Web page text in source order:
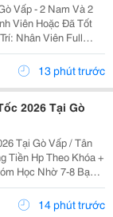
Vấp - 2 Nam Và 2
Các Ngày...
13 phút trước
2026 Tại Gò
Tại Gò Vấp / Tân
Học Nhờ 7-8 Bạn/
Lộ Trình, Sách
Kỹ...
14 phút trước